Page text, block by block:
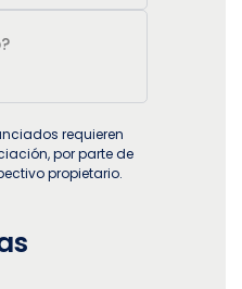
requieren
por parte de
propietario.